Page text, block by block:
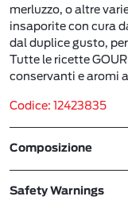
merluzzo, o altre
insaporite con cura
dal duplice gusto,
Tutte le ricette
conservanti e aromi
Codice: 12423835
Composizione
Safety Warnings